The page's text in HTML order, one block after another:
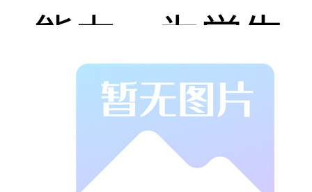
能力，为学生
提供了高度仿
真的实训环